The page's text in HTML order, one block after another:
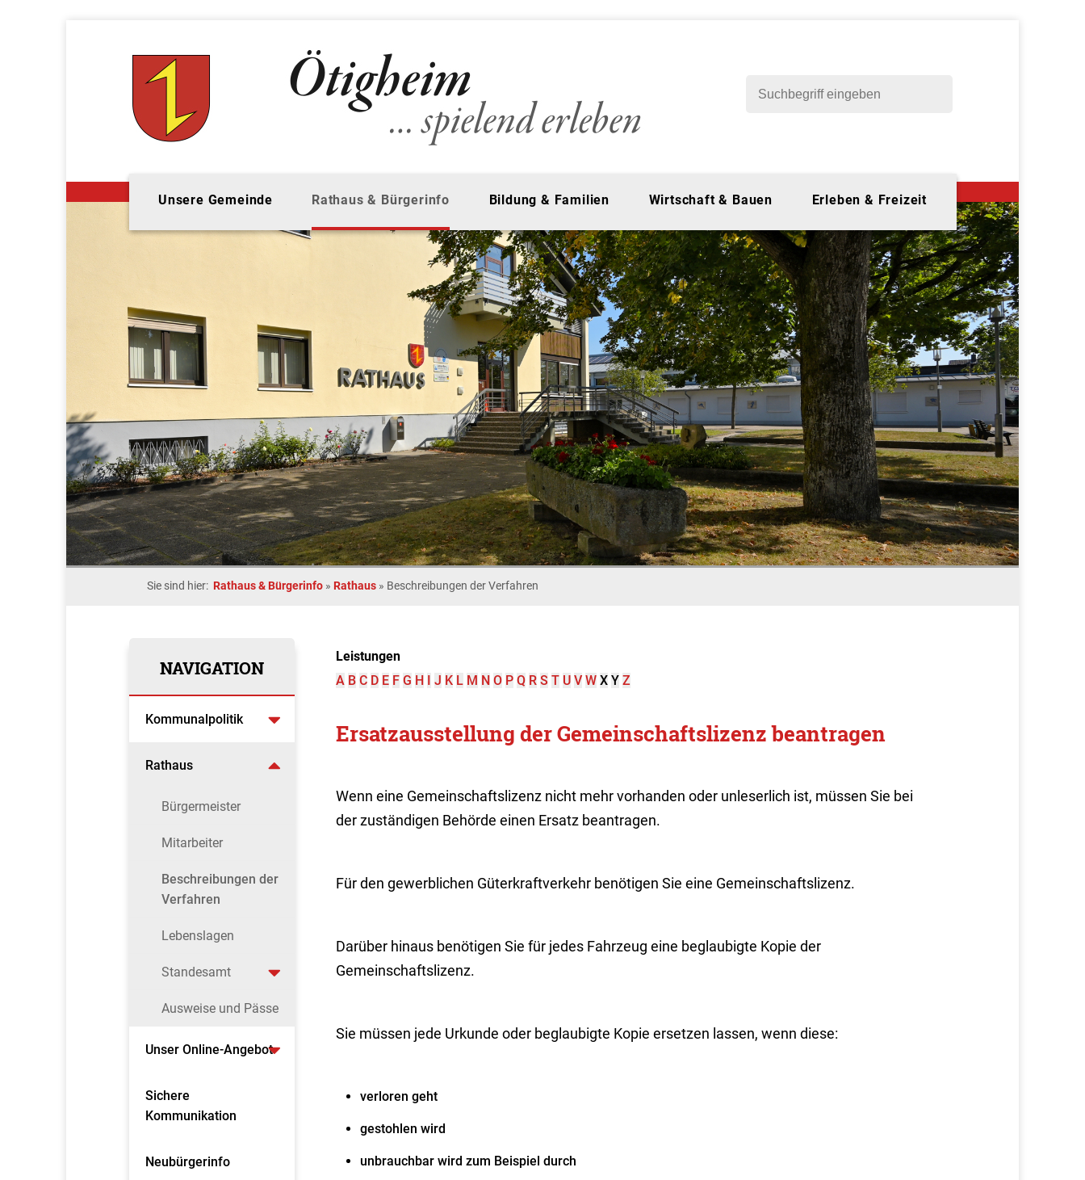
Unsere Gemeinde Rathaus & Bürgerinfo Bildung & Familien Wirtschaft & Bauen Erleben & Freizeit
Sie sind hier: Rathaus & Bürgerinfo » Rathaus » Beschreibungen der Verfahren
NAVIGATION
Kommunalpolitik
Rathaus
Bürgermeister
Mitarbeiter
Beschreibungen der
Verfahren
Lebenslagen
Standesamt
Ausweise und Pässe
Unser Online-Angebot
Sichere
Kommunikation
Neubürgerinfo
Leistungen
A B C D E F G H I J K L M N O P Q R S T U V W X Y Z
Ersatzausstellung der Gemeinschaftslizenz beantragen
Wenn eine Gemeinschaftslizenz nicht mehr vorhanden oder unleserlich ist, müssen Sie bei
der zuständigen Behörde einen Ersatz beantragen.
Für den gewerblichen Güterkraftverkehr benötigen Sie eine Gemeinschaftslizenz.
Darüber hinaus benötigen Sie für jedes Fahrzeug eine beglaubigte Kopie der
Gemeinschaftslizenz.
Sie müssen jede Urkunde oder beglaubigte Kopie ersetzen lassen, wenn diese:
verloren geht
gestohlen wird
unbrauchbar wird zum Beispiel durch